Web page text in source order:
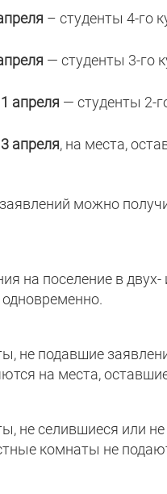
– студенты 4-го
— студенты 3-го
апреля — студенты 2-
апреля, на места,
можно
на поселение в
не подавшие
на места,
не селившиеся или
комнаты не